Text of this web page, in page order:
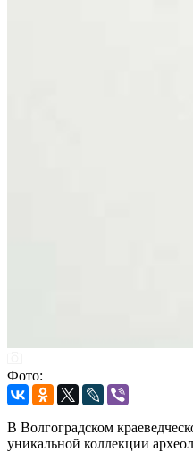
Фото:
В Волгоградском
уникальной коллекции